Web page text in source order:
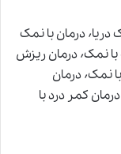
درمان با نمک٬ درمان با نمک داغ٬ درمان با نمک دریا٬ درمان با نمک
دریایی٬ درمان تبخال با نمک٬ درمان خار پاشنه با نمک٬ درمان ریزش
مو با نمک٬ درمان زگیل با نمک٬ درمان سردرد با نمک٬ درمان
سوختگی با نمک٬ درمان عفونت واژن با نمک٬ درمان کمر درد با